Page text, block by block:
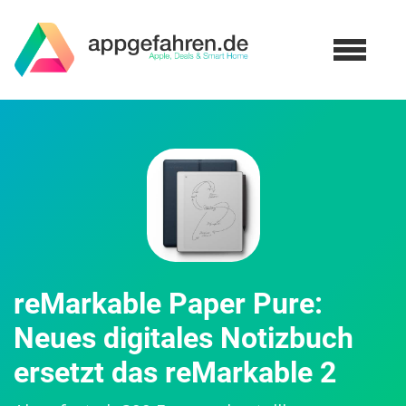
reMarkable Paper Pure:
Neues digitales Notizbuch
ersetzt das reMarkable 2